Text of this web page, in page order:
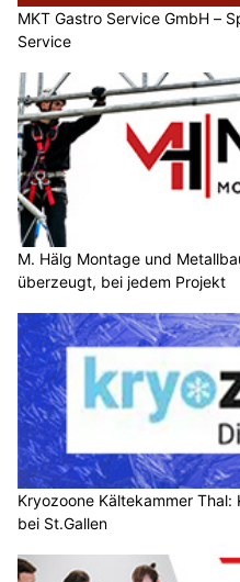
MKT Gastro Service GmbH –
Service
M. Hälg Montage und
überzeugt, bei jedem Projekt
Kryozoone Kältekammer
bei St.Gallen